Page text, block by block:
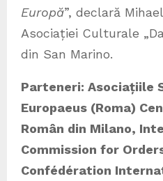
Europă”, declară
Asociației Culturale
din San Marino.
Parteneri: Asociațiile
Europaeus (Roma)
Român din Milano,
Commission for
Confédération